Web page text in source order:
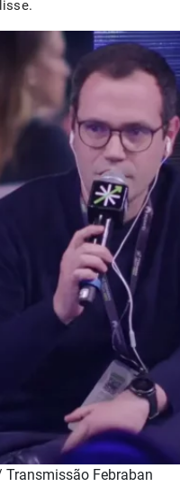
Febraban